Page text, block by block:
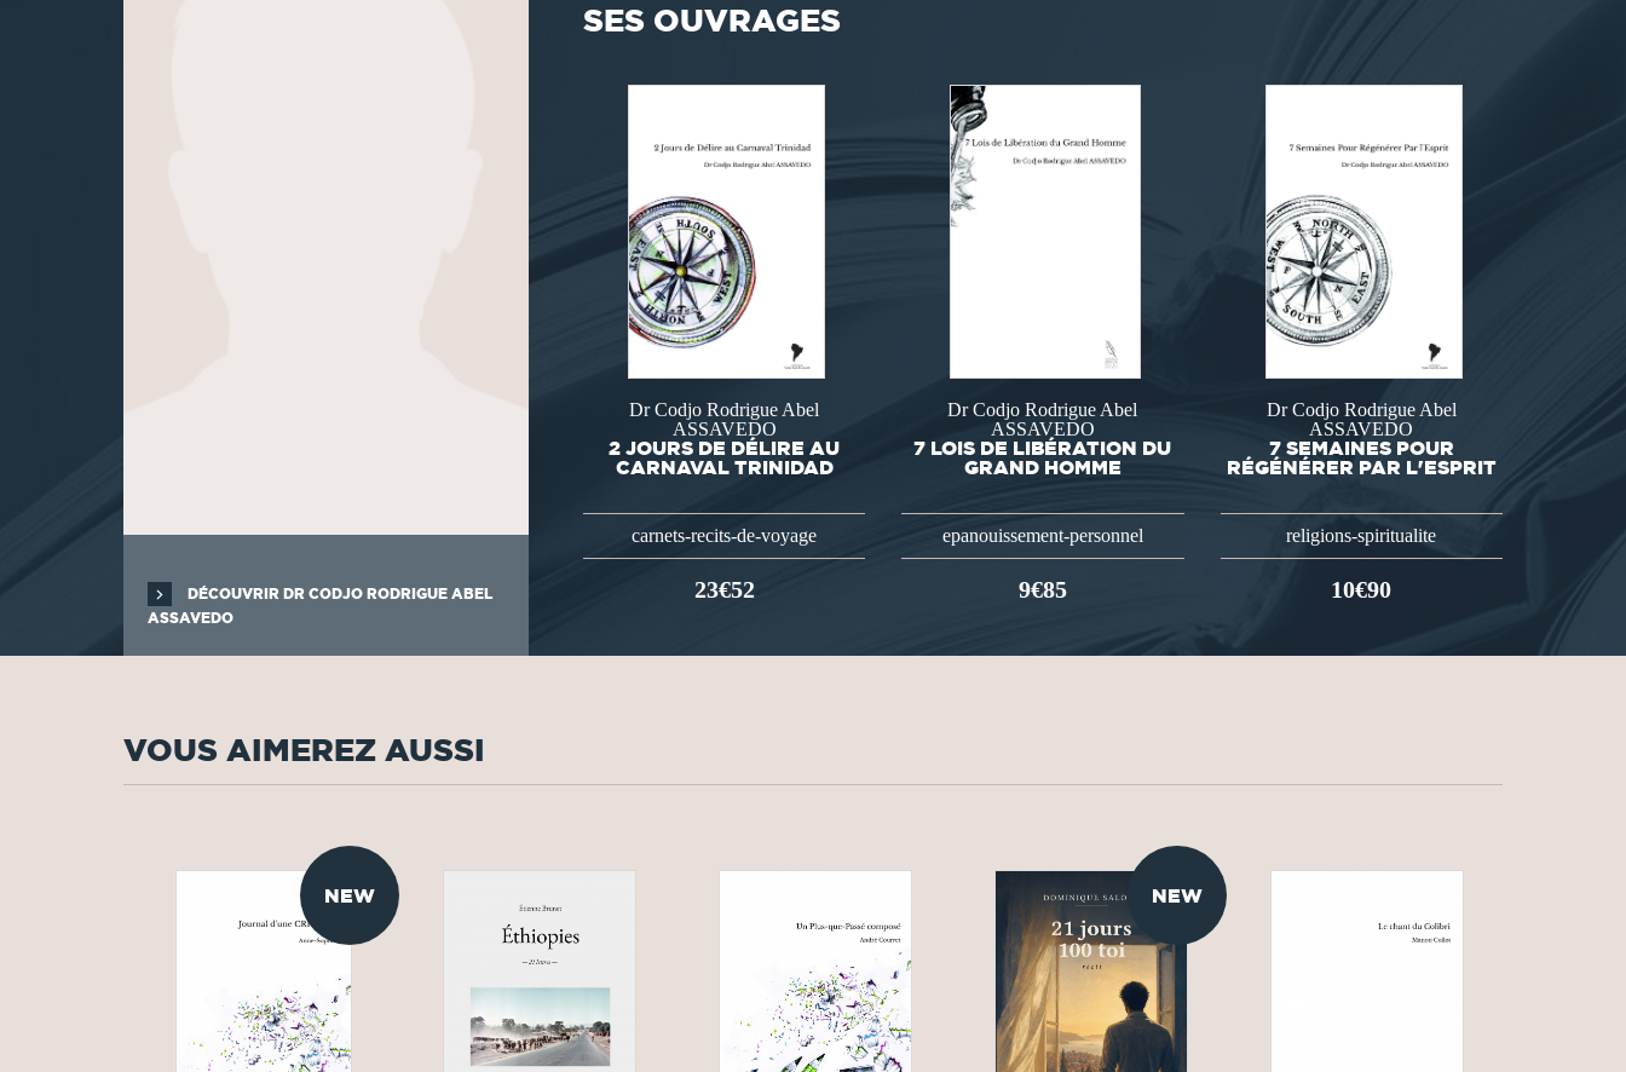
DÉCOUVRIR DR CODJO RODRIGUE ABEL
ASSAVEDO
SES OUVRAGES
Dr Codjo Rodrigue Abel
ASSAVEDO
2 JOURS DE DÉLIRE AU
CARNAVAL TRINIDAD
carnets-recits-de-voyage
23€52
Dr Codjo Rodrigue Abel
ASSAVEDO
7 LOIS DE LIBÉRATION DU
GRAND HOMME
epanouissement-personnel
9€85
Dr Codjo Rodrigue Abel
ASSAVEDO
7 SEMAINES POUR
RÉGÉNÉRER PAR L'ESPRIT
religions-spiritualite
10€90
VOUS AIMEREZ AUSSI
NEW NEW